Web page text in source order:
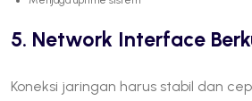
5. Network Interface
Koneksi jaringan harus stabil dan